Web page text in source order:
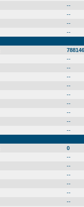
--
--
--
--
--
--
--
--
--
--
--
--
--
0
--
--
--
--
--
--